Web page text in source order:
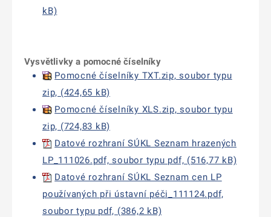
kB)
Vysvětlivky a pomocné číselníky
Pomocné číselníky TXT.zip, soubor typu
zip, (424,65 kB)
Pomocné číselníky XLS.zip, soubor typu
zip, (724,83 kB)
Datové rozhraní SÚKL Seznam hrazených
LP_111026.pdf, soubor typu pdf, (516,77 kB)
Datové rozhraní SÚKL Seznam cen LP
používaných při ústavní péči_111124.pdf,
soubor typu pdf, (386,2 kB)